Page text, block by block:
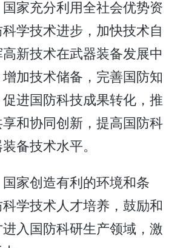
家充分利用全社会优势资
学技术进步，加快技术自
新技术在武器装备发展中
加技术储备，完善国防知
进国防科技成果转化，推
和协同创新，提高国防科
备技术水平。
家创造有利的环境和条
学技术人才培养，鼓励和
入国防科研生产领域，激